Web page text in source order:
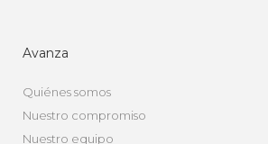
Avanza
Quiénes somos
Nuestro compromiso
Nuestro equipo